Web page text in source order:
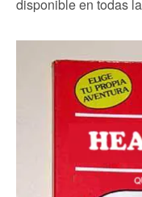
disponible en todas